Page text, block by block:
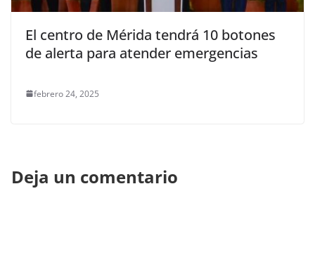
El centro de Mérida tendrá 10 botones
de alerta para atender emergencias
febrero 24, 2025
Deja un comentario